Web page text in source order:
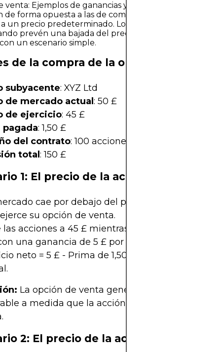
venta: Ejemplos de ganancias y pérdidasLas opciones
de forma opuesta a las de compra: permiten al
un precio predeterminado. Los inversores compran
prevén una bajada del precio de la acción.
un escenario simple.
de la compra de la opción de venta
subyacente: XYZ Ltd
de mercado actual : 50 £
de ejercicio: 45 £
pagada: 1,50 £
del contrato: 100 acciones
total : 150 £
1: El precio de la acción cae a 40 £
cae por debajo del precio de ejercicio de
su opción de venta.
las acciones a 45 £ mientras El precio de
una ganancia de 5 £ por acción.
neto = 5 £ - Prima de 1,50 £ = 3,50 £ por
La opción de venta genera una ganancia
a medida que la acción baja, lo que justifica
2: El precio de la acción sube a 48 £